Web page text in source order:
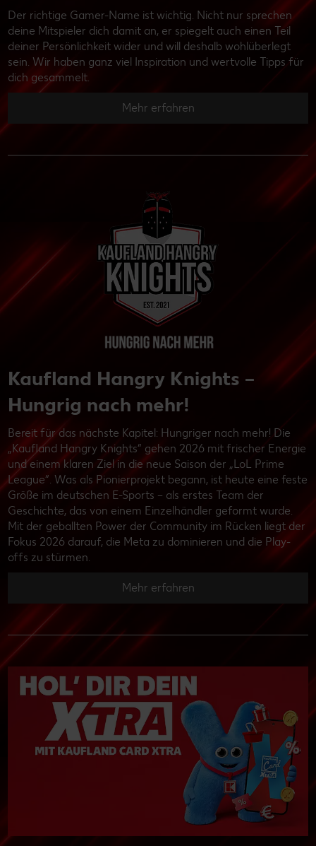
Der richtige Gamer-Name ist wichtig. Nicht nur sprechen
deine Mitspieler dich damit an, er spiegelt auch einen Teil
deiner Persönlichkeit wider und will deshalb wohlüberlegt
sein. Wir haben ganz viel Inspiration und wertvolle Tipps für
dich gesammelt.
Mehr erfahren
Kaufland Hangry Knights –
Hungrig nach mehr!
Bereit für das nächste Kapitel: Hungriger nach mehr! Die
„Kaufland Hangry Knights“ gehen 2026 mit frischer Energie
und einem klaren Ziel in die neue Saison der „LoL Prime
League“. Was als Pionierprojekt begann, ist heute eine feste
Größe im deutschen E-Sports – als erstes Team der
Geschichte, das von einem Einzelhändler geformt wurde.
Mit der geballten Power der Community im Rücken liegt der
Fokus 2026 darauf, die Meta zu dominieren und die Play-
offs zu stürmen.
Mehr erfahren